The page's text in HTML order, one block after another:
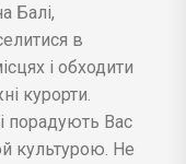
Балі,
в
і обходити
курорти.
порадують Вас
культурою. Не